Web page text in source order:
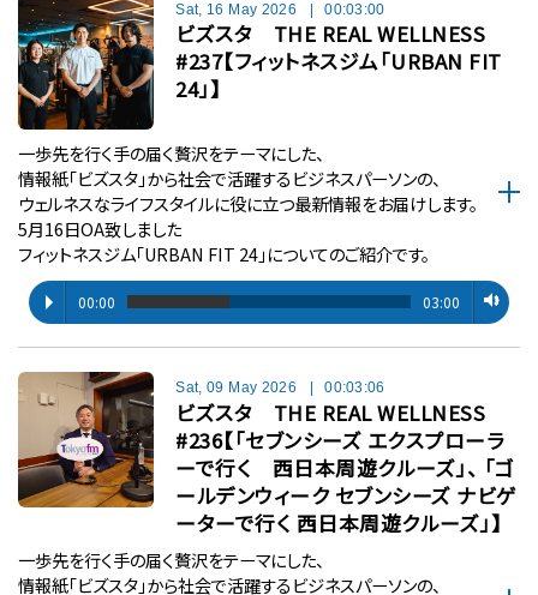
Sat, 16 May 2026 00:03:00
ビズスタ THE REAL WELLNESS
#237【フィットネスジム「URBAN FIT
24」】
一歩先を行く手の届く贅沢をテーマにした、
情報紙「ビズスタ」から社会で活躍するビジネスパーソンの、
ウェルネスなライフスタイルに役に立つ最新情報をお届けします。
5月16日OA致しました
フィットネスジム「URBAN FIT 24」についてのご紹介です。
00:00 03:00
Sat, 09 May 2026 00:03:06
ビズスタ THE REAL WELLNESS
#236【「セブンシーズ エクスプローラ
ーで行く 西日本周遊クルーズ」、 「ゴ
ールデンウィーク セブンシーズ ナビゲ
ーターで行く 西日本周遊クルーズ」】
一歩先を行く手の届く贅沢をテーマにした、
情報紙「ビズスタ」から社会で活躍するビジネスパーソンの、